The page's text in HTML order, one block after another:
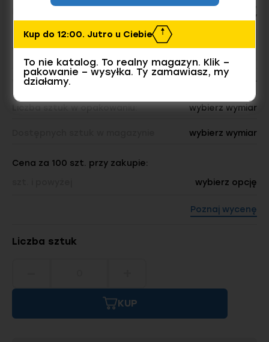
Stalowe
Ocynk galwaniczny
Wymiar
Waga opakowania: wybierz wymiar
Liczba sztuk w opakowaniu: wybierz wymiar
wybierz wymiar
Cena za 100 szt. przy zakupie:
wybierz opcję
Poznaj wycenę
Liczba sztuk
KUP
Kup do 12:00. Jutro u Ciebie
To nie katalog. To realny magazyn. Klik –
pakowanie – wysyłka. Ty zamawiasz, my
działamy.